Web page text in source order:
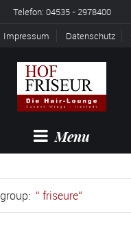
Telefon: 04535 - 2978400
Impressum Datenschutz
Menu
group: friseure